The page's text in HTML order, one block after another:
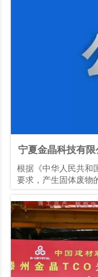
宁夏金晶科技有
根据《中华人民共和
要求，产生固体废物